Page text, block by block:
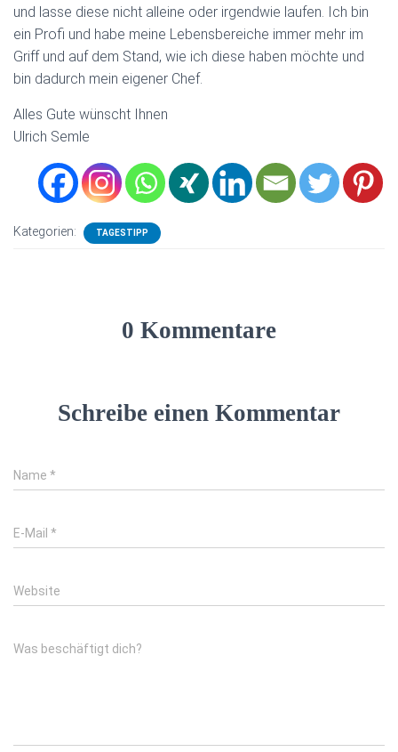
und lasse diese nicht alleine oder irgendwie laufen. Ich bin
ein Profi und habe meine Lebensbereiche immer mehr im
Griff und auf dem Stand, wie ich diese haben möchte und
bin dadurch mein eigener Chef.
Alles Gute wünscht Ihnen
Ulrich Semle
Kategorien: TAGESTIPP
0 Kommentare
Schreibe einen Kommentar
Name *
E-Mail *
Website
Was beschäftigt dich?